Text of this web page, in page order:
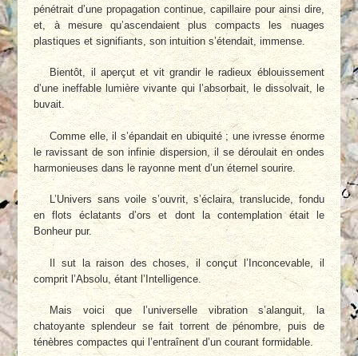
pénétrait d’une propagation continue, capillaire pour ainsi dire,
et, à mesure qu’ascendaient plus compacts les nuages
plastiques et signifiants, son intuition s’étendait, immense.
Bientôt, il aperçut et vit grandir le radieux éblouissement
d’une ineffable lumière vivante qui l’absorbait, le dissolvait, le
buvait.
Comme elle, il s’épandait en ubiquité ; une ivresse énorme
le ravissant de son infinie dispersion, il se déroulait en ondes
harmonieuses dans le rayonne ment d’un éternel sourire.
L’Univers sans voile s’ouvrit, s’éclaira, translucide, fondu
en flots éclatants d’ors et dont la contemplation était le
Bonheur pur.
Il sut la raison des choses, il conçut l’Inconcevable, il
comprit l’Absolu, étant l’Intelligence.
Mais voici que l’universelle vibration s’alanguit, la
chatoyante splendeur se fait torrent de pénombre, puis de
ténèbres compactes qui l’entraînent d’un courant formidable.